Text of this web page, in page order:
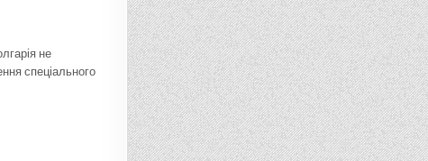
не
спеціального